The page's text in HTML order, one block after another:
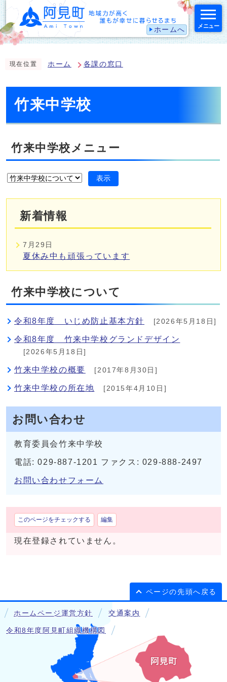
ホームへ メニュー
現在位置 ホーム 各課の窓口
竹来中学校
竹来中学校メニュー
表示
新着情報
7月29日
夏休み中も頑張っています
竹来中学校について
令和8年度 いじめ防止基本方針 [2026年5月18日]
令和8年度 竹来中学校グランドデザイン
[2026年5月18日]
竹来中学校の概要 [2017年8月30日]
竹来中学校の所在地 [2015年4月10日]
お問い合わせ
教育委員会竹来中学校
電話: 029-887-1201 ファクス: 029-888-2497
お問い合わせフォーム
このページをチェックする 編集
現在登録されていません。
ページの先頭へ戻る
ホームページ運営方針 交通案内
令和8年度阿見町組織機構図